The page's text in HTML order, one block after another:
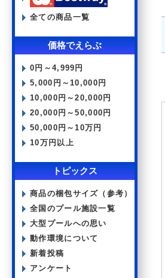
全ての商品一覧
価格でえらぶ
0円～4,999円
5,000円～10,000円
10,000円～20,000円
20,000円～50,000円
50,000円～10万円
10万円以上
トピックス
商品の梱包サイズ（参考）
全国のプール施設一覧
大型プールへの思い
動作環境について
新着投稿
アンケート